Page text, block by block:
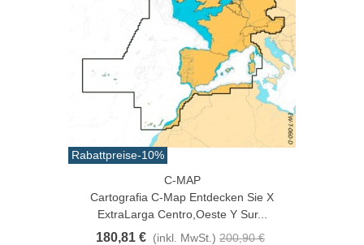
Rabattpreise-10%
C-MAP
Cartografia C-Map Entdecken Sie X
ExtraLarga Centro,Oeste Y Sur...
180,81 € (inkl. MwSt.) 200,90 €